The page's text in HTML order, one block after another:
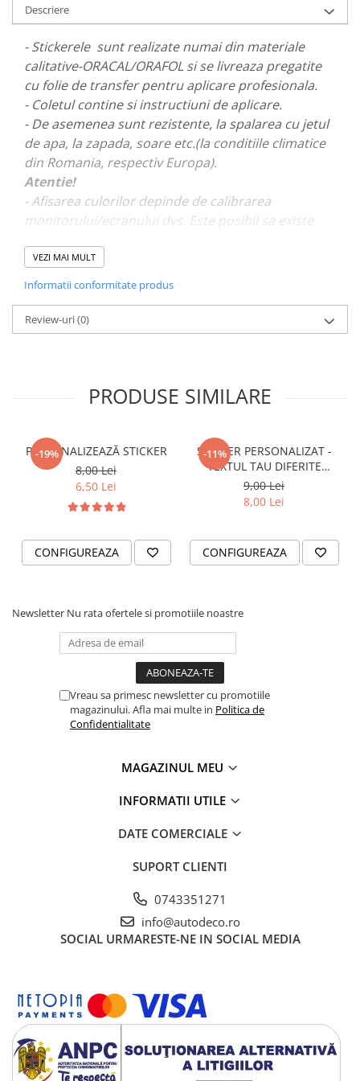
PARASOLARE
PAUL WALKER STICKER
PENTRU FETE
PRODUSE IN TRENDING
SETURI STICKERE
STICKERE CAPAC REZERVOR
STICKERE CRĂCIUN
STICKERE CU ANIMALE
STICKERE GEAM MIC
STICKERE PENTRU CAPOTA
STICKERE PENTRU LATERALE
STICKERE PERSONALIZATE
STICKERE PRAGURI
STICKERE UTILAJE AGRICOLE
STICKERE PERSONALIZATE
PRODUSE PERSONALIZATE FIRME
CARTI DE VIZITA
ECHIPAMENT DE LUCRU
PLACUTE INFORMATIVE
TRICOURI MĂRCI AUTO
TRICOURI AUDI
TRICOURI BMW
TRICOURI FORD
TRICOURI HONDA
TRICOURI VOLKSWAGEN
PENTRU PASIONATII AUTO
TRICOURI AMUZANTE
TRICOURI CU PROFESII
TRICOURI CUPLURI/TINERI
CASATORITI
TRICOURI DAMA
Descriere
- Stickerele sunt realizate numai din materiale
calitative-ORACAL/ORAFOL si se livreaza pregatite
cu folie de transfer pentru aplicare profesionala.
- Coletul contine si instructiuni de aplicare.
- De asemenea sunt rezistente, la spalarea cu jetul
de apa, la zapada, soare etc.(la conditiile climatice
din Romania, respectiv Europa).
Atentie!
- Afisarea culorilor depinde de calibrarea
monitorului/ecranului dvs. Este posibil sa existe
- Pentru stickere personalizate si pentru a vizualiza
portofoliul nostru va rugam sa ne contactati
VEZI MAI MULT
Informatii conformitate produs
Review-uri(0)
PRODUSE SIMILARE
-19%
PERSONALIZEAZĂ STICKER
8,00 Lei
6,50 Lei
CONFIGUREAZA
-11%
STICKER PERSONALIZAT -
TEXTUL TAU DIFERITE
FONTURI
9,00 Lei
8,00 Lei
CONFIGUREAZA
Newsletter Nu rata ofertele si promotiile noastre
Vreau sa primesc newsletter cu promotiile
magazinului. Afla mai multe in Politica de
Confidentialitate
MAGAZINUL MEU
INFORMATII UTILE
DATE COMERCIALE
SUPORT CLIENTI
0743351271
info@autodeco.ro
SOCIAL URMARESTE-NE IN SOCIAL MEDIA